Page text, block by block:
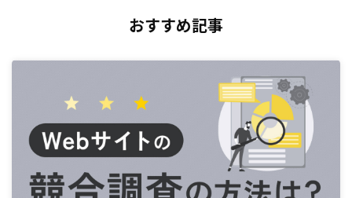
おすすめ記事